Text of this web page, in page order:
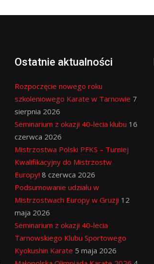
Ostatnie aktualności
Rozpoczęcie nowego roku
szkoleniowego Karate w Tarnowie 7
sierpnia 2026
Seminarium z okazji 40-lecia klubu 16
czerwca 2026
Mistrzostwa Polski PFKS – Turniej
Kwalifikacyjny do Mistrzostw
Europy! 8 czerwca 2026
Podsumowanie udziału w
Mistrzostwach Europy w Gruzji 12
maja 2026
Seminarium z okazji 40-lecia
Tarnowskiego Klubu Sportowego
Kyokushin Karate 5 maja 2026